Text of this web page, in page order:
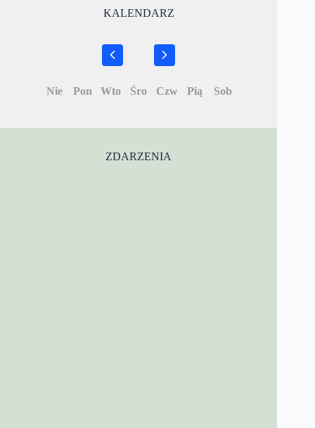
KALENDARZ
Nie Pon Wto Śro Czw Pią Sob
ZDARZENIA